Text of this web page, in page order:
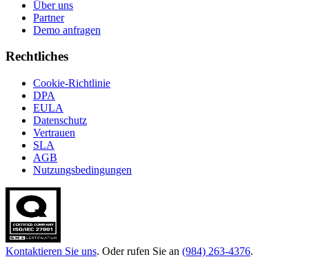
Über uns
Partner
Demo anfragen
Rechtliches
Cookie-Richtlinie
DPA
EULA
Datenschutz
Vertrauen
SLA
AGB
Nutzungsbedingungen
Kontaktieren Sie uns. Oder rufen Sie an (984) 263-4376.